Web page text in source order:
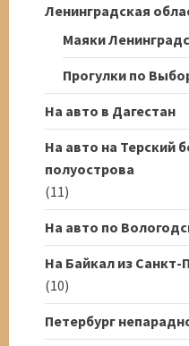
Ленинградская
Маяки
Прогулки по
На авто в Дагестан
На авто на Терский
полуострова
(11)
На авто по
На Байкал из Санкт-
(10)
Петербург